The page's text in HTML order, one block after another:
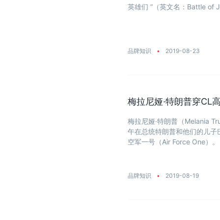
英雄们 ”（英文名：Battle of
品牌知识 • 2019-08-23
梅拉尼娅·特朗普穿CL
梅拉尼娅·特朗普（Melania
午在总统特朗普和他们的儿
空军一号（Air Force One）
品牌知识 • 2019-08-19